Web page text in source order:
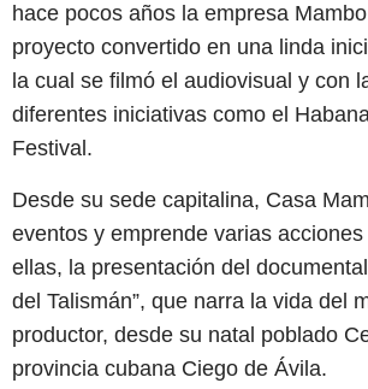
hace pocos años la empresa
proyecto convertido en una linda
la cual se filmó el audiovisual y con
diferentes iniciativas como el
Festival.
Desde su sede capitalina, Casa
eventos y emprende varias
ellas, la presentación del
del Talismán”, que narra la vida del
productor, desde su natal poblado
provincia cubana Ciego de Ávila.